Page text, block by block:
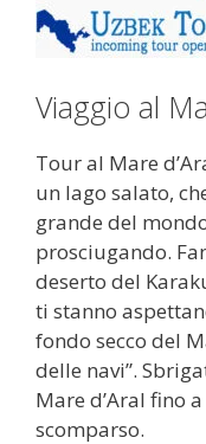
Viaggio al
Tour al Mare
un lago salato,
grande del
prosciugando.
deserto del
ti stanno
fondo secco del
delle navi”.
Mare d’Aral fino
scomparso.